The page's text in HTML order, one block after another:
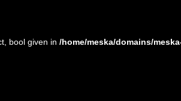
bool given in/home/meska/domains/